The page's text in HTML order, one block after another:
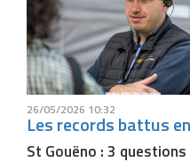
26/05/2026 10:32
Les records battus
St Gouëno : 3 questions